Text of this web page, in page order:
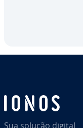
Sua solução digital